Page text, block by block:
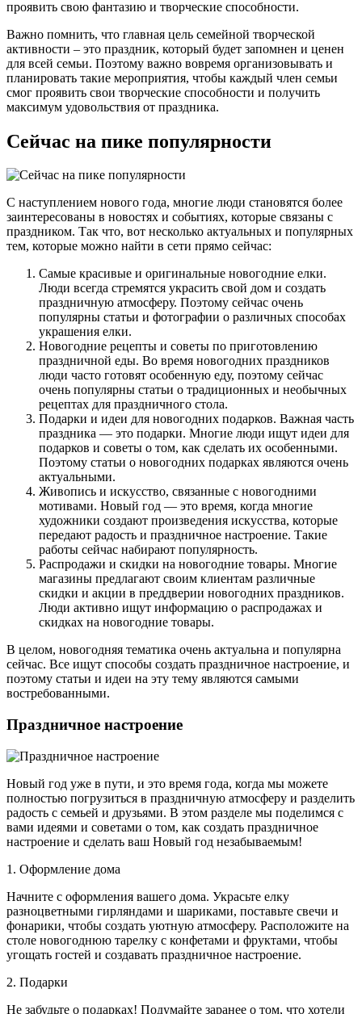
проявить свою фантазию и творческие способности.
Важно помнить, что главная цель семейной творческой
активности – это праздник, который будет запомнен и ценен
для всей семьи. Поэтому важно вовремя организовывать и
планировать такие мероприятия, чтобы каждый член семьи
смог проявить свои творческие способности и получить
максимум удовольствия от праздника.
Сейчас на пике популярности
С наступлением нового года, многие люди становятся более
заинтересованы в новостях и событиях, которые связаны с
праздником. Так что, вот несколько актуальных и популярных
тем, которые можно найти в сети прямо сейчас:
Самые красивые и оригинальные новогодние елки.
Люди всегда стремятся украсить свой дом и создать
праздничную атмосферу. Поэтому сейчас очень
популярны статьи и фотографии о различных способах
украшения елки.
Новогодние рецепты и советы по приготовлению
праздничной еды. Во время новогодних праздников
люди часто готовят особенную еду, поэтому сейчас
очень популярны статьи о традиционных и необычных
рецептах для праздничного стола.
Подарки и идеи для новогодних подарков. Важная часть
праздника — это подарки. Многие люди ищут идеи для
подарков и советы о том, как сделать их особенными.
Поэтому статьи о новогодних подарках являются очень
актуальными.
Живопись и искусство, связанные с новогодними
мотивами. Новый год — это время, когда многие
художники создают произведения искусства, которые
передают радость и праздничное настроение. Такие
работы сейчас набирают популярность.
Распродажи и скидки на новогодние товары. Многие
магазины предлагают своим клиентам различные
скидки и акции в преддверии новогодних праздников.
Люди активно ищут информацию о распродажах и
скидках на новогодние товары.
В целом, новогодняя тематика очень актуальна и популярна
сейчас. Все ищут способы создать праздничное настроение, и
поэтому статьи и идеи на эту тему являются самыми
востребованными.
Праздничное настроение
Новый год уже в пути, и это время года, когда мы можете
полностью погрузиться в праздничную атмосферу и разделить
радость с семьей и друзьями. В этом разделе мы поделимся с
вами идеями и советами о том, как создать праздничное
настроение и сделать ваш Новый год незабываемым!
1. Оформление дома
Начните с оформления вашего дома. Украсьте елку
разноцветными гирляндами и шариками, поставьте свечи и
фонарики, чтобы создать уютную атмосферу. Расположите на
столе новогоднюю тарелку с конфетами и фруктами, чтобы
угощать гостей и создавать праздничное настроение.
2. Подарки
Не забудьте о подарках! Подумайте заранее о том, что хотели